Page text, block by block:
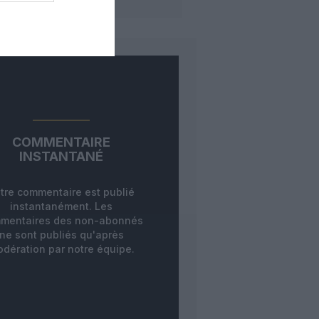
COMMENTAIRE
INSTANTANÉ
commentaire est publié
instantanément. Les
des non-abonnés
ne sont publiés qu'après
par notre équipe.